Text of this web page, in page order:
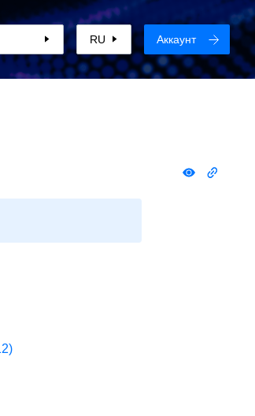
RU Аккаунт